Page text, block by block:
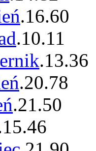
.16.60
.10.11
.13.36
.20.78
.21.50
15.46